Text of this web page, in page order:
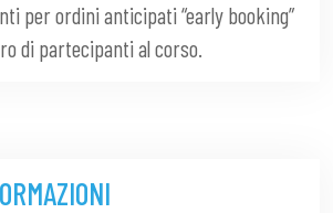
per ordini anticipati “early booking”
di partecipanti al corso.